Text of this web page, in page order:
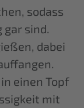
sodass
sind.
dabei
einen Topf
mit